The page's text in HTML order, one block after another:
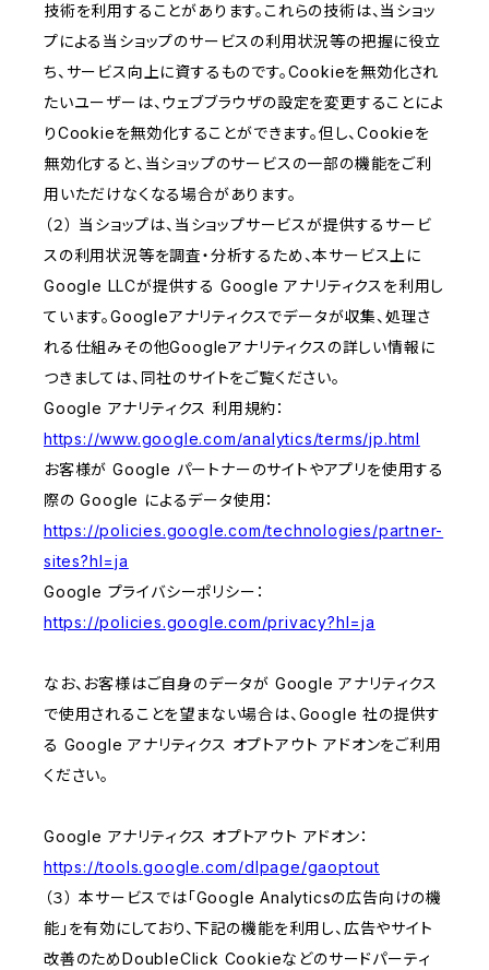
技術を利用することがあります。これらの技術は、当ショッ
プによる当ショップのサービスの利用状況等の把握に役立
ち、サービス向上に資するものです。Cookieを無効化され
たいユーザーは、ウェブブラウザの設定を変更することによ
りCookieを無効化することができます。但し、Cookieを
無効化すると、当ショップのサービスの一部の機能をご利
用いただけなくなる場合があります。
（２） 当ショップは、当ショップサービスが提供するサービ
スの利用状況等を調査・分析するため、本サービス上に
Google LLCが提供する Google アナリティクスを利用し
ています。Googleアナリティクスでデータが収集、処理さ
れる仕組みその他Googleアナリティクスの詳しい情報に
つきましては、同社のサイトをご覧ください。
Google アナリティクス 利用規約：
https://www.google.com/analytics/terms/jp.html
お客様が Google パートナーのサイトやアプリを使用する
際の Google によるデータ使用：
https://policies.google.com/technologies/partner-
sites?hl=ja
Google プライバシーポリシー：
https://policies.google.com/privacy?hl=ja
なお、お客様はご自身のデータが Google アナリティクス
で使用されることを望まない場合は、Google 社の提供す
る Google アナリティクス オプトアウト アドオンをご利用
ください。
Google アナリティクス オプトアウト アドオン：
https://tools.google.com/dlpage/gaoptout
（３） 本サービスでは「Google Analyticsの広告向けの機
能」を有効にしており、下記の機能を利用し、広告やサイト
改善のためDoubleClick Cookieなどのサードパーティ